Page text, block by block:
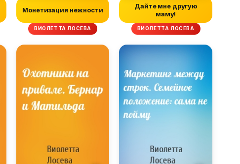
Монетизация нежности
ВИОЛЕТТА ЛОСЕВА
Дайте мне другую
маму!
ВИОЛЕТТА ЛОСЕВА